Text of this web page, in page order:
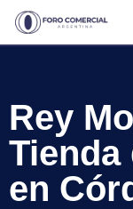
Skip
Rey
Tienda
en